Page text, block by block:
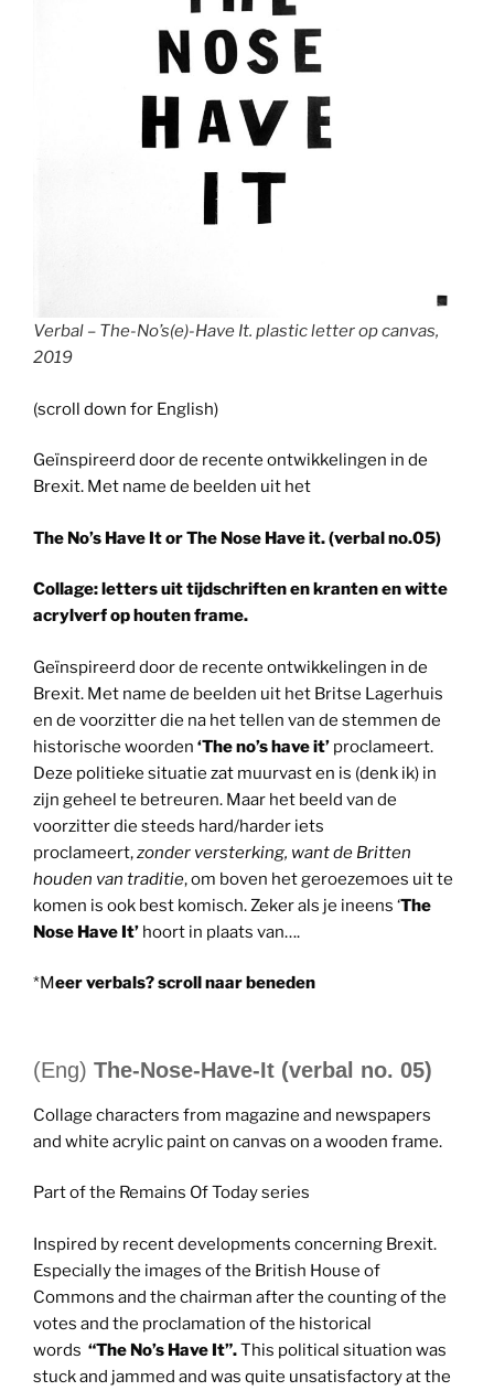
Verbal – The-No’s(e)-Have It. plastic letter op canvas,
2019
(scroll down for English)
Geïnspireerd door de recente ontwikkelingen in de
Brexit. Met name de beelden uit het
The No’s Have It or The Nose Have it. (verbal no.05)
Collage: letters uit tijdschriften en kranten en witte
acrylverf op houten frame.
Geïnspireerd door de recente ontwikkelingen in de
Brexit. Met name de beelden uit het Britse Lagerhuis
en de voorzitter die na het tellen van de stemmen de
historische woorden ‘The no’s have it’ proclameert.
Deze politieke situatie zat muurvast en is (denk ik) in
zijn geheel te betreuren. Maar het beeld van de
voorzitter die steeds hard/harder iets
proclameert,zonder versterking, want de Britten
houden van traditie, om boven het geroezemoes uit te
komen is ook best komisch. Zeker als je ineens ‘The
Nose Have It’ hoort in plaats van….
*Meer verbals? scroll naar beneden
(Eng) The-Nose-Have-It (verbal no. 05)
Collage characters from magazine and newspapers
and white acrylic paint on canvas on a wooden frame.
Part of the Remains Of Today series
Inspired by recent developments concerning Brexit.
Especially the images of the British House of
Commons and the chairman after the counting of the
votes and the proclamation of the historical
words “The No’s Have It”.This political situation was
stuck and jammed and was quite unsatisfactory at the